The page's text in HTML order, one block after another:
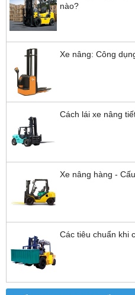
nào?
Xe nâng: Công
Cách lái xe nâng
Xe nâng hàng -
Các tiêu chuẩn khi